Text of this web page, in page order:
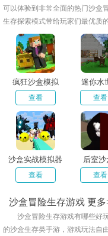
可以体验到非常全面的热门沙盒
生存探索模式带给玩家们最优质
疯狂沙盒模拟
查看
迷你水
查看
沙盒实战模拟器
查看
后室沙
查看
沙盒冒险生存游戏 更多
沙盒冒险生存游戏有哪些好
的沙盒生存类手游，游戏玩法自